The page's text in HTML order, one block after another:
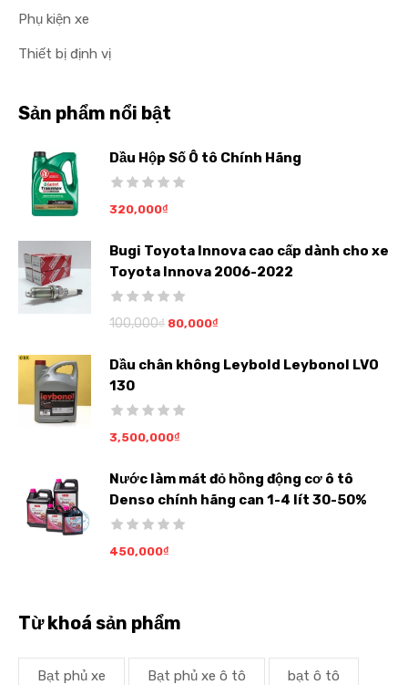
Phụ kiện xe
Thiết bị định vị
Sản phẩm nổi bật
Dầu Hộp Số Ô tô Chính Hãng
320,000₫
Bugi Toyota Innova cao cấp dành cho xe
Toyota Innova 2006-2022
100,000₫ 80,000₫
Dầu chân không Leybold Leybonol LVO
130
3,500,000₫
Nước làm mát đỏ hồng động cơ ô tô
Denso chính hãng can 1-4 lít 30-50%
450,000₫
Từ khoá sản phẩm
Bạt phủ xe Bạt phủ xe ô tô bạt ô tô